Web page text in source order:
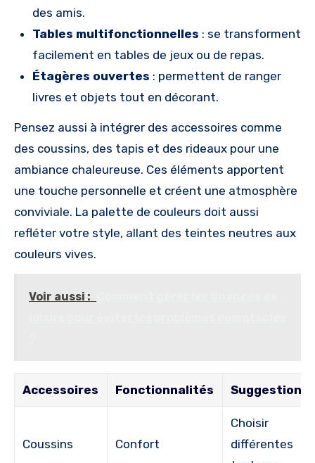
des amis.
Tables multifonctionnelles : se transforment
facilement en tables de jeux ou de repas.
Étagères ouvertes : permettent de ranger
livres et objets tout en décorant.
Pensez aussi à intégrer des accessoires comme
des coussins, des tapis et des rideaux pour une
ambiance chaleureuse. Ces éléments apportent
une touche personnelle et créent une atmosphère
conviviale. La palette de couleurs doit aussi
refléter votre style, allant des teintes neutres aux
couleurs vives.
Voir aussi :
Accessoires Fonctionnalités Suggestions
Coussins Confort
Choisir
différentes